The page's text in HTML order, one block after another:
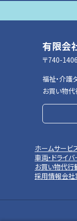
有限会
〒740-
福祉・介護
お買い物代
サ
イ
ト
メ
ホームサービ
車両・ドライ
お買い物代行
採用情報会社